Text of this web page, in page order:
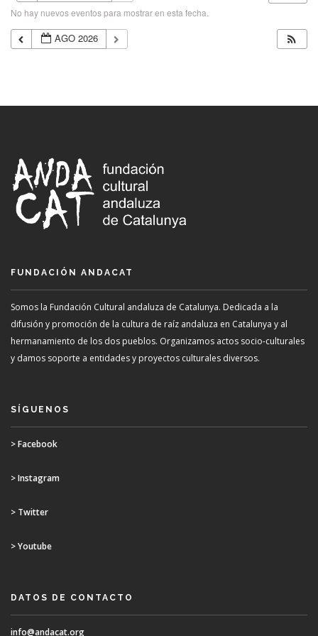
No hay nuevos eventos para mostrar en esta fecha.
AGO 2026
FUNDACIÓN ANDACAT
Somos la Fundación Cultural andaluza de Catalunya. Dedicada a la
difusión y promoción de la cultura de raíz andaluza en Catalunya y al
hermanamiento de los dos pueblos. Organizamos actos socio-culturales
y damos soporte a entidades y proyectos culturales diversos.
SÍGUENOS
> Facebook
> Instagram
> Twitter
> Youtube
DATOS DE CONTACTO
info@andacat.org